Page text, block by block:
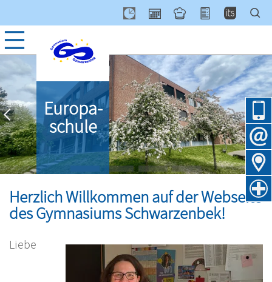
Europa­
schule
Herzlich Willkommen auf der Webseite
des Gymnasiums Schwarzenbek!
Liebe